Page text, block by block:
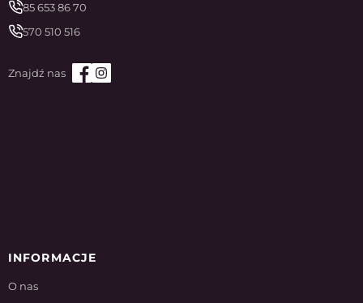
85 653 86 70
570 510 516
INFORMACJE
O nas